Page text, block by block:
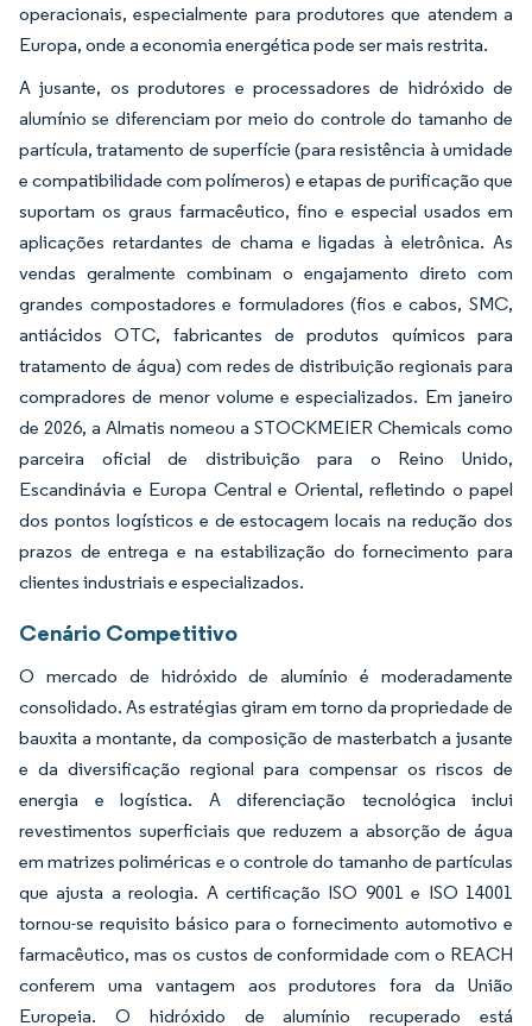
operacionais, especialmente para produtores que atendem a
Europa, onde a economia energética pode ser mais restrita.
A jusante, os produtores e processadores de hidróxido de
alumínio se diferenciam por meio do controle do tamanho de
partícula, tratamento de superfície (para resistência à umidade
e compatibilidade com polímeros) e etapas de purificação que
suportam os graus farmacêutico, fino e especial usados em
aplicações retardantes de chama e ligadas à eletrônica. As
vendas geralmente combinam o engajamento direto com
grandes compostadores e formuladores (fios e cabos, SMC,
antiácidos OTC, fabricantes de produtos químicos para
tratamento de água) com redes de distribuição regionais para
compradores de menor volume e especializados. Em janeiro
de 2026, a Almatis nomeou a STOCKMEIER Chemicals como
parceira oficial de distribuição para o Reino Unido,
Escandinávia e Europa Central e Oriental, refletindo o papel
dos pontos logísticos e de estocagem locais na redução dos
prazos de entrega e na estabilização do fornecimento para
clientes industriais e especializados.
Cenário Competitivo
O mercado de hidróxido de alumínio é moderadamente
consolidado. As estratégias giram em torno da propriedade de
bauxita a montante, da composição de masterbatch a jusante
e da diversificação regional para compensar os riscos de
energia e logística. A diferenciação tecnológica inclui
revestimentos superficiais que reduzem a absorção de água
em matrizes poliméricas e o controle do tamanho de partículas
que ajusta a reologia. A certificação ISO 9001 e ISO 14001
tornou-se requisito básico para o fornecimento automotivo e
farmacêutico, mas os custos de conformidade com o REACH
conferem uma vantagem aos produtores fora da União
Europeia. O hidróxido de alumínio recuperado está